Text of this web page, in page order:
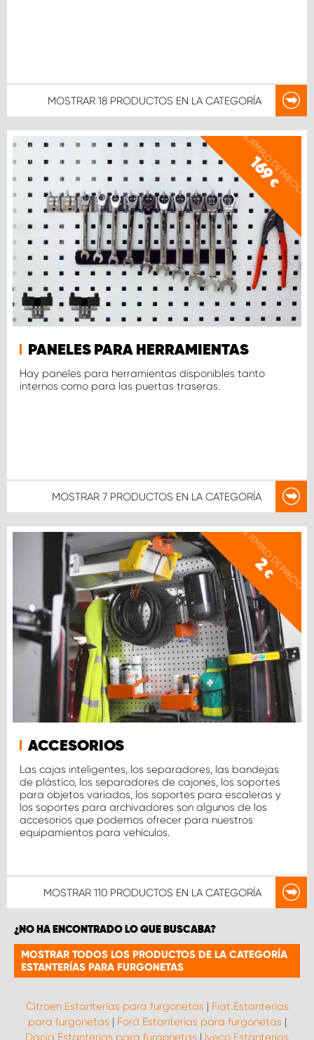
MOSTRAR 18 PRODUCTOS EN LA CATEGORÍA
EJEMPLO DE PRECIO
169
€
PANELES PARA HERRAMIENTAS
Hay paneles para herramientas disponibles tanto
internos como para las puertas traseras.
MOSTRAR 7 PRODUCTOS EN LA CATEGORÍA
EJEMPLO DE PRECIO
2
€
ACCESORIOS
Las cajas inteligentes, los separadores, las bandejas
de plástico, los separadores de cajones, los soportes
para objetos variados, los soportes para escaleras y
los soportes para archivadores son algunos de los
accesorios que podemos ofrecer para nuestros
equipamientos para vehículos.
MOSTRAR 110 PRODUCTOS EN LA CATEGORÍA
¿NO HA ENCONTRADO LO QUE BUSCABA?
MOSTRAR TODOS LOS PRODUCTOS DE LA CATEGORÍA
ESTANTERÍAS PARA FURGONETAS
Citroen Estanterías para furgonetas | Fiat Estanterías
para furgonetas | Ford Estanterías para furgonetas |
Dacia Estanterías para furgonetas | Iveco Estanterías